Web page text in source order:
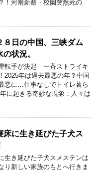
！河南新蔡・校園突然死の
８日の中国、三峡ダム
状況。
転手が決起 一斉ストライキ
2025年は過去最悪の年？中国
悪に…仕事なしでトイレ暮ら
に起きる奇妙な現象：人々は
床に生き延びた子犬ス
生き延びた子犬スメステンは
り新しい家族のもとへ行きま